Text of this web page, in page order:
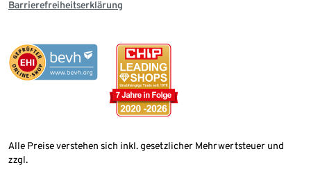
Barrierefreiheitserklärung
Alle Preise verstehen sich inkl. gesetzlicher Mehrwertsteuer und
zzgl.